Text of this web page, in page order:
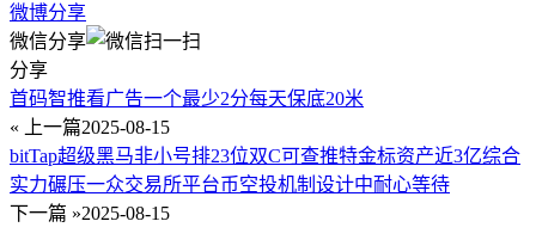
微博分享
微信分享
分享
首码智推看广告一个最少2分每天保底20米
« 上一篇2025-08-15
bitTap超级黑马非小号排23位双C可查推特金标资产近3亿综合
实力碾压一众交易所平台币空投机制设计中耐心等待
下一篇 »2025-08-15